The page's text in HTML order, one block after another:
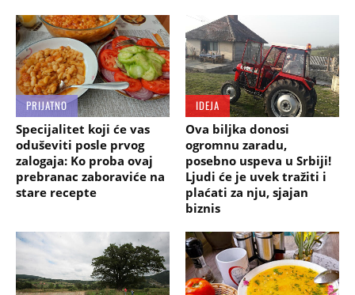
PRIJATNO
Specijalitet koji će vas
oduševiti posle prvog
zalogaja: Ko proba ovaj
prebranac zaboraviće na
stare recepte
IDEJA
Ova biljka donosi
ogromnu zaradu,
posebno uspeva u Srbiji!
Ljudi će je uvek tražiti i
plaćati za nju, sjajan
biznis